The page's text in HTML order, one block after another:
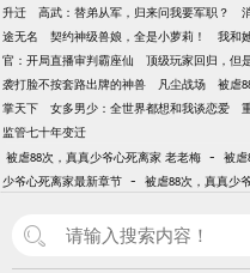
升迁
高武：替弟从军，归来问我要军职？
途无名
契约神级兽娘，全是小萝莉！ 我和
官：开局直播审判霸座仙
顶级玩家回归，但
袭打脸不按套路出牌的神兽
凡尘战场 被虐
掌天下
女多男少：全世界都想和我谈恋爱
监管七十年变迁
被虐88次，真真少爷心死离家 老老梅 - 被
少爷心死离家最新章节 - 被虐88次，真真少